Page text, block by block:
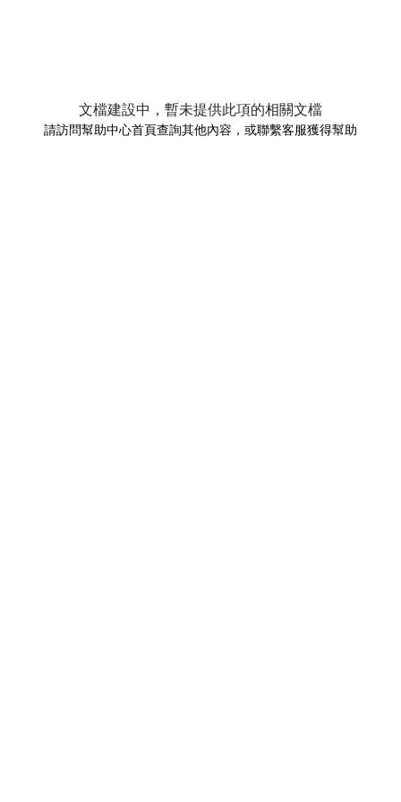
文檔建設中，暫未提供此項的相關文檔
請訪問幫助中心首頁查詢其他內容，或聯繫客服獲得幫助